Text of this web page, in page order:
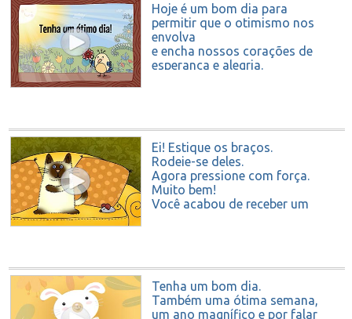
Hoje é um bom dia para
permitir que o otimismo nos
envolva
e encha nossos corações de
esperança e alegria.
Ei! Estique os braços.
Rodeie-se deles.
Agora pressione com força.
Muito bem!
Você acabou de receber um
Tenha um bom dia.
Também uma ótima semana,
um ano magnífico e por falar